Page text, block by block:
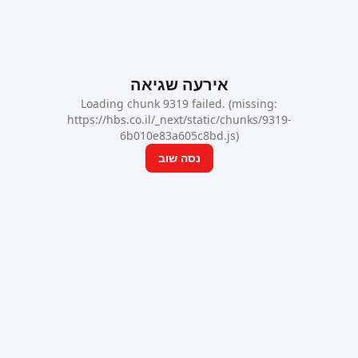
אירעה שגיאה
Loading chunk 9319 failed. (missing:
https://hbs.co.il/_next/static/chunks/9319-
6b010e83a605c8bd.js)